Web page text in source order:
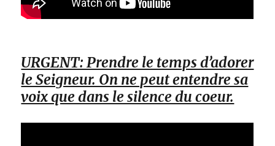
URGENT: Prendre le temps d’adorer
le Seigneur. On ne peut entendre sa
voix que dans le silence du coeur.